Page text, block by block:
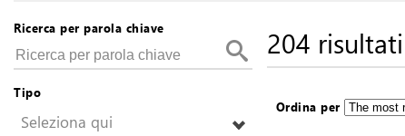
Ricerca per parola chiave
Tipo
Seleziona qui
204 risultati
Ordina per